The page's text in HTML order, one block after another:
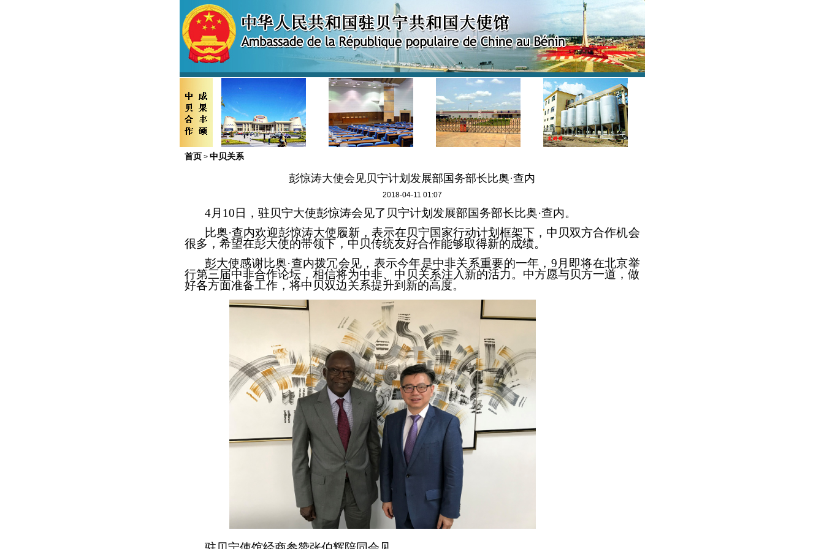
首页 > 中贝关系
彭惊涛大使会见贝宁计划发展部国务部长比奥·查内
2018-04-11 01:07
4月10日，驻贝宁大使彭惊涛会见了贝宁计划发展部国务部长比奥·查内。
比奥·查内欢迎彭惊涛大使履新，表示在贝宁国家行动计划框架下，中贝双方合作机会
很多，希望在彭大使的带领下，中贝传统友好合作能够取得新的成绩。
彭大使感谢比奥·查内拨冗会见，表示今年是中非关系重要的一年， 9月即将在北京举
行第三届中非合作论坛，相信将为中非、中贝关系注入新的活力。中方愿与贝方一道，做
好各方面准备工作，将中贝双边关系提升到新的高度。